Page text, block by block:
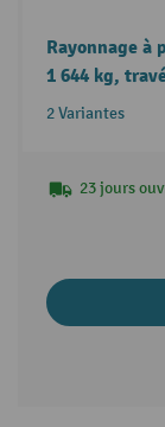
Rayonnage à
1 644 kg,
2 Variantes
23 jours